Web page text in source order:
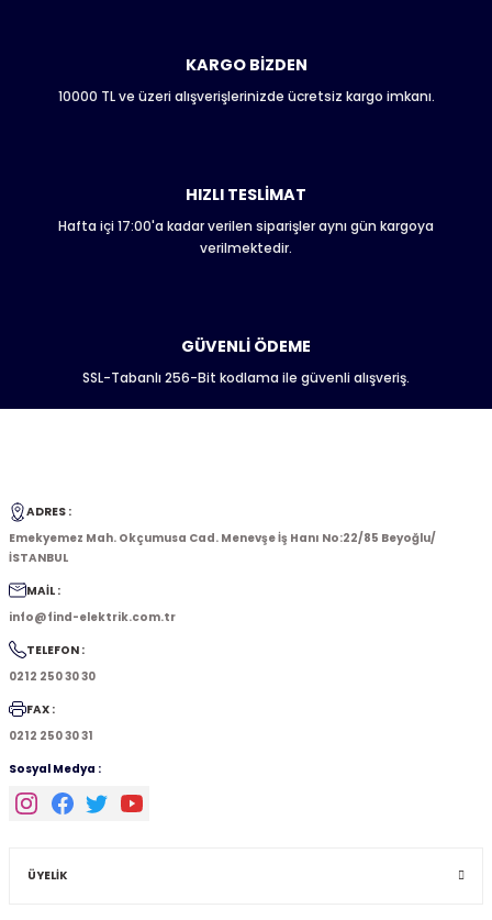
Ürün fiyatı diğer sitelerden daha pahalı.
Bu ürüne benzer farklı alternatifler olmalı.
Gönder
KARGO BİZDEN
10000 TL ve üzeri alışverişlerinizde ücretsiz kargo imkanı.
HIZLI TESLİMAT
Hafta içi 17:00'a kadar verilen siparişler aynı gün kargoya
verilmektedir.
GÜVENLİ ÖDEME
SSL-Tabanlı 256-Bit kodlama ile güvenli alışveriş.
ADRES :
Emekyemez Mah. Okçumusa Cad. Menevşe İş Hanı No:22/85 Beyoğlu/
İSTANBUL
MAİL :
info@find-elektrik.com.tr
TELEFON :
0212 250 30 30
FAX :
0212 250 30 31
Sosyal Medya :
ÜYELİK